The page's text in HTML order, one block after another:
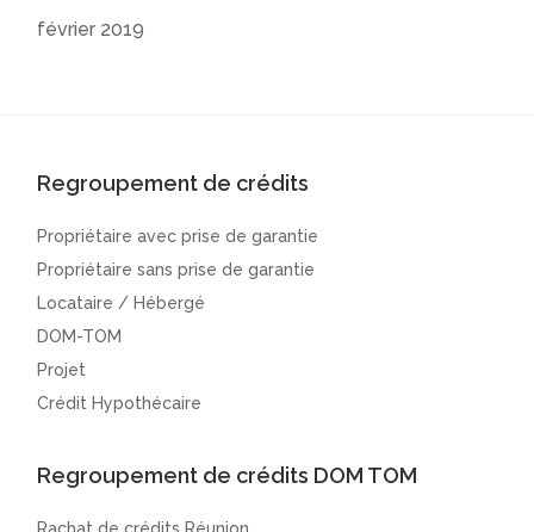
février 2019
Regroupement de crédits
Propriétaire avec prise de garantie
Propriétaire sans prise de garantie
Locataire / Hébergé
DOM-TOM
Projet
Crédit Hypothécaire
Regroupement de crédits DOM TOM